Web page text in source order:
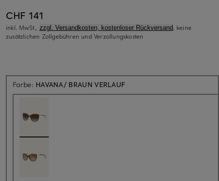
CHF 141
inkl. MwSt., zzgl. Versandkosten, kostenloser Rückversand, keine
zusätzlichen Zollgebühren und Verzollungskosten
Farbe: HAVANA/ BRAUN VERLAUF